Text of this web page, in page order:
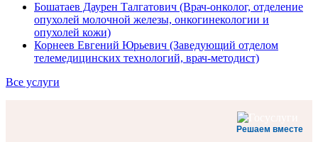
Бошатаев Даурен Талгатович (Врач-онколог, отделение
опухолей молочной железы, онкогинекологии и
опухолей кожи)
Корнеев Евгений Юрьевич (Заведующий отделом
телемедицинских технологий, врач-методист)
Все услуги
Решаем вместе